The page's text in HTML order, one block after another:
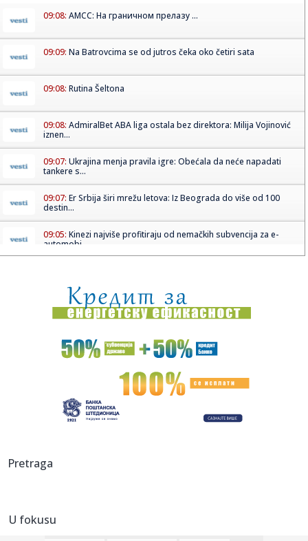
09:08: АМСС: На граничном прелазу ...
09:09: Na Batrovcima se od jutros čeka oko četiri sata
09:08: Rutina Šeltona
09:08: AdmiralBet ABA liga ostala bez direktora: Milija Vojinović
iznen...
09:07: Ukrajina menja pravila igre: Obećala da neće napadati
tankere s...
09:07: Er Srbija širi mrežu letova: Iz Beograda do više od 100
destin...
09:05: Kinezi najviše profitiraju od nemačkih subvencija za e-
automobi...
09:00:PRIPREMITE SE ZA PROMENU: Google uklanja jednu od
najboljih Gmail...
09:00:MLADI IZ SRBIJE MOGU BESPLATNO DA STUDIRAJU U
SLOVENIJI: Šta se ...
SKANDAL TRESE FUDBALSKI SVET: UEFA isplatila
šestocifrenu sumu I...
08:59:Hidrogeolog: Nizak Dunav i duga suša ne ugrožavaju
moru u Hrva...
08:59:
Pretraga
U fokusu